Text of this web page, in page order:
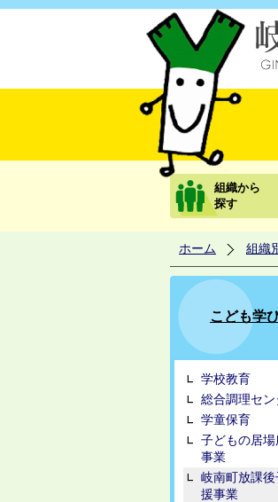
組織から
探す
ホーム 組織
こども学
学校教育
総合調理セン
学童保育
子どもの居場
事業
岐南町放課後
援事業